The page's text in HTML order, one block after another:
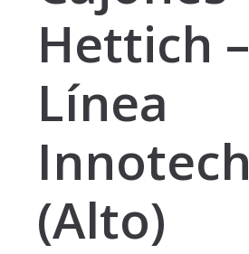
Hettich –
Línea
Innotech
(Alto)